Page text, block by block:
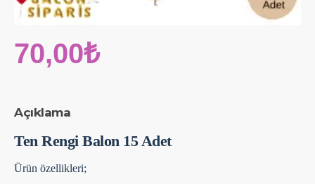
Açıklama
Ten Rengi Balon 15 Adet
Ürün özellikleri;
70,00₺